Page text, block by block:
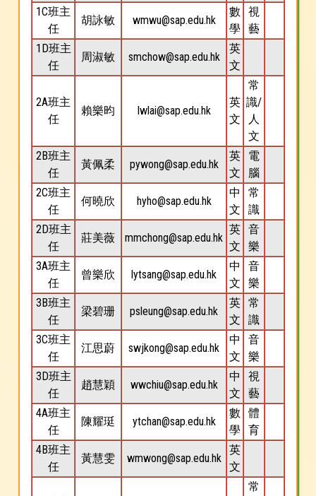
1C班主
任
胡詠敏 wmwu@sap.edu.hk
數
學
視
藝
1D班主
任
周淑敏 smchow@sap.edu.hk
英
文
2A班主
任
賴樂昀 lwlai@sap.edu.hk
英
文
常
識/
人
文
2B班主
任
黃佩柔 pywong@sap.edu.hk
英
文
電
腦
2C班主
任
何曉欣 hyho@sap.edu.hk
中
文
常
識
2D班主
任
莊美薇 mmchong@sap.edu.hk
英
文
音
樂
3A班主
任
曾樂欣 lytsang@sap.edu.hk
中
文
音
樂
3B班主
任
梁碧珊 psleung@sap.edu.hk
英
文
常
識
3C班主
任
江思蔚 swjkong@sap.edu.hk
中
文
音
樂
3D班主
任
趙慧穎 wwchiu@sap.edu.hk
中
文
視
藝
4A班主
任
陳耀珽 ytchan@sap.edu.hk
數
學
體
育
4B班主
任
黃慧雯 wmwong@sap.edu.hk
英
文
常